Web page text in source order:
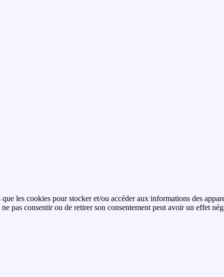
les cookies pour stocker et/ou accéder aux informations des
pas consentir ou de retirer son consentement peut avoir un effet